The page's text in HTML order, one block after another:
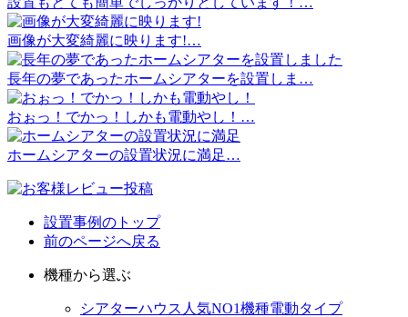
画像が大変綺麗に映ります!…
長年の夢であったホームシアターを設置しま…
おぉっ！でかっ！しかも電動やし！…
ホームシアターの設置状況に満足…
設置事例のトップ
前のページへ戻る
機種から選ぶ
シアターハウス人気NO1機種電動タイプ